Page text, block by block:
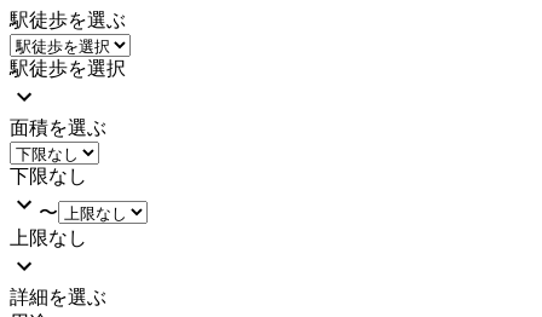
駅徒歩を選ぶ
駅徒歩を選択
面積を選ぶ
下限なし
〜
上限なし
詳細を選ぶ